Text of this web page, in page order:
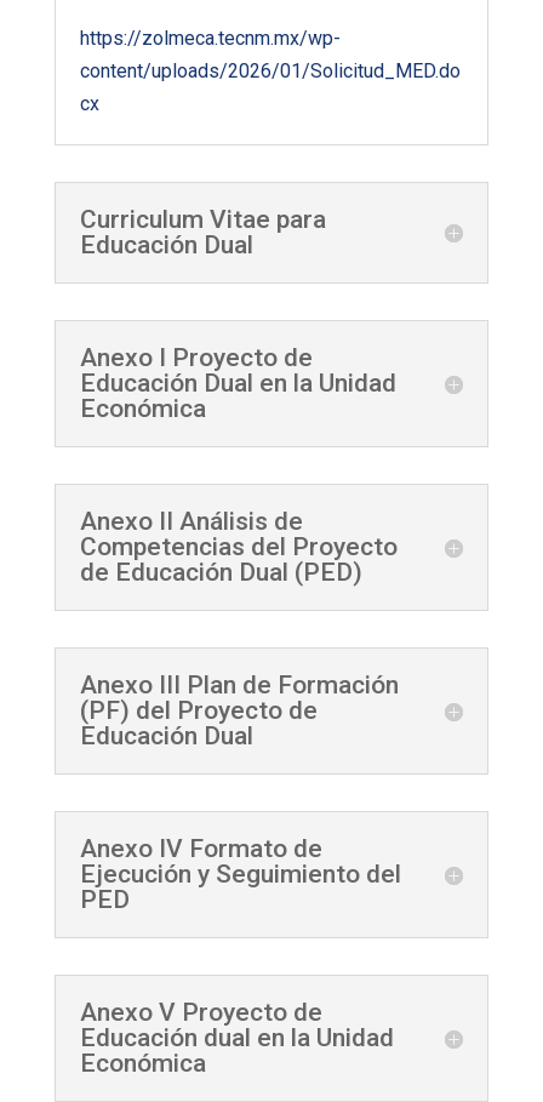
https://zolmeca.tecnm.mx/wp-
content/uploads/2026/01/Solicitud_MED.do
cx
Curriculum Vitae para
Educación Dual
Anexo I Proyecto de
Educación Dual en la Unidad
Económica
Anexo II Análisis de
Competencias del Proyecto
de Educación Dual (PED)
Anexo III Plan de Formación
(PF) del Proyecto de
Educación Dual
Anexo IV Formato de
Ejecución y Seguimiento del
PED
Anexo V Proyecto de
Educación dual en la Unidad
Económica